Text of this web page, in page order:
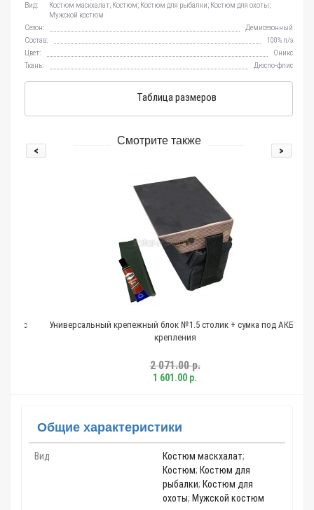
Вид:
Костюм маскхалат; Костюм; Костюм для рыбалки; Костюм для охоты;
Мужской костюм
Сезон:
Демисезонный
Состав:
100% п/э
Цвет:
Оникс
Ткань:
Дюспо-флис
Таблица размеров
Смотрите также
Универсальный крепежный блок №1.5 столик + сумка под АКБ +
крепления
2 071.00 р.
1 601.00 р.
< >
Общие характеристики
Вид Костюм маскхалат;
Костюм; Костюм для
рыбалки; Костюм для
охоты; Мужской костюм